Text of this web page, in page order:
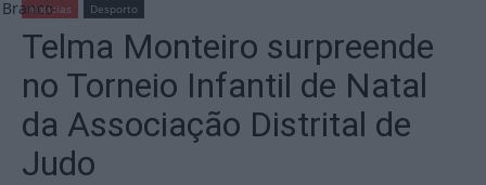
Branco
Notícias Desporto
Telma Monteiro surpreende
no Torneio Infantil de Natal
da Associação Distrital de
Judo